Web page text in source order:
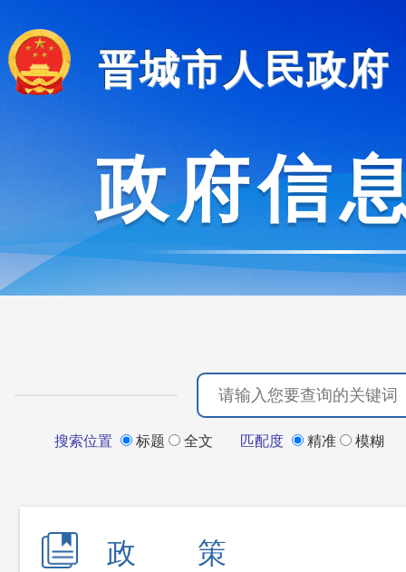
晋城市人民政府
政府信
搜索位置 标题 全文 匹配度 精准 模糊
政 策